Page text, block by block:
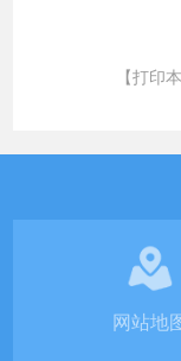
【打印
网站地